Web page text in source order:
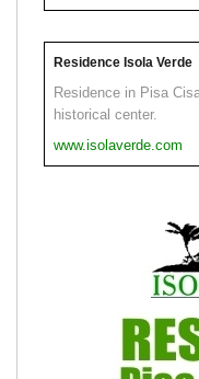
Residence Isola Verde
Residence in Pisa
historical center.
www.isolaverde.com